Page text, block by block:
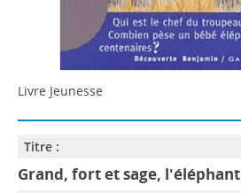
Livre Jeunesse
Titre :
Grand, fort et sage, l'éléphant